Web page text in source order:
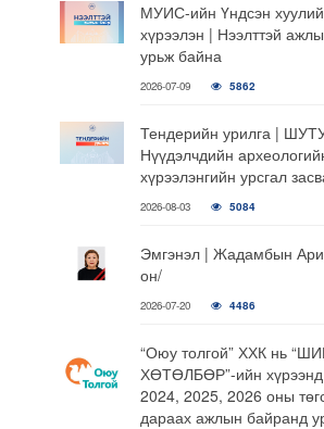
МУИС-ийн Үндсэн
хүрээлэн | Нээлттэй
урьж байна
2026-07-09 5862
Тендерийн урилга |
Нүүдэлчдийн
хүрээлэнгийн урсгал
2026-08-03 5084
Эмгэнэл | Жадамбын
он/
2026-07-20 4486
“Оюу толгой” ХХК нь
ХӨТӨЛБӨР”-ийн
2024, 2025, 2026 оны
дараах ажлын байранд